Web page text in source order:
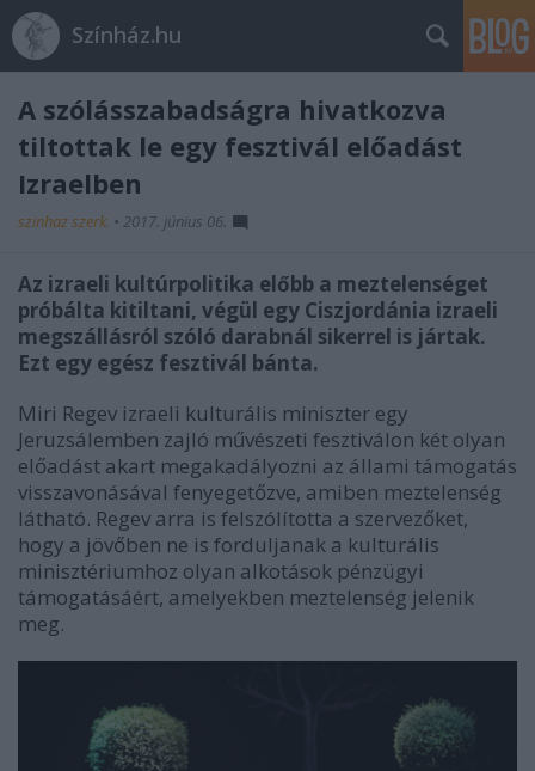
Színház.hu
A szólásszabadságra hivatkozva
tiltottak le egy fesztivál előadást
Izraelben
szinhaz szerk. • 2017. június 06.
Az izraeli kultúrpolitika előbb a meztelenséget
próbálta kitiltani, végül egy Ciszjordánia izraeli
megszállásról szóló darabnál sikerrel is jártak.
Ezt egy egész fesztivál bánta.
Miri Regev izraeli kulturális miniszter egy
Jeruzsálemben zajló művészeti fesztiválon két olyan
előadást akart megakadályozni az állami támogatás
visszavonásával fenyegetőzve, amiben meztelenség
látható. Regev arra is felszólította a szervezőket,
hogy a jövőben ne is forduljanak a kulturális
minisztériumhoz olyan alkotások pénzügyi
támogatásáért, amelyekben meztelenség jelenik
meg.